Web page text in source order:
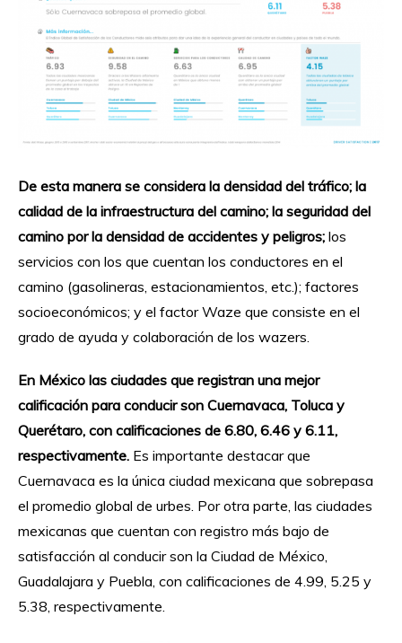
De esta manera se considera la densidad del tráfico; la
calidad de la infraestructura del camino; la seguridad del
camino por la densidad de accidentes y peligros; los
servicios con los que cuentan los conductores en el
camino (gasolineras, estacionamientos, etc.); factores
socioeconómicos; y el factor Waze que consiste en el
grado de ayuda y colaboración de los wazers.
En México las ciudades que registran una mejor
calificación para conducir son Cuernavaca, Toluca y
Querétaro, con calificaciones de 6.80, 6.46 y 6.11,
respectivamente. Es importante destacar que
Cuernavaca es la única ciudad mexicana que sobrepasa
el promedio global de urbes. Por otra parte, las ciudades
mexicanas que cuentan con registro más bajo de
satisfacción al conducir son la Ciudad de México,
Guadalajara y Puebla, con calificaciones de 4.99, 5.25 y
5.38, respectivamente.